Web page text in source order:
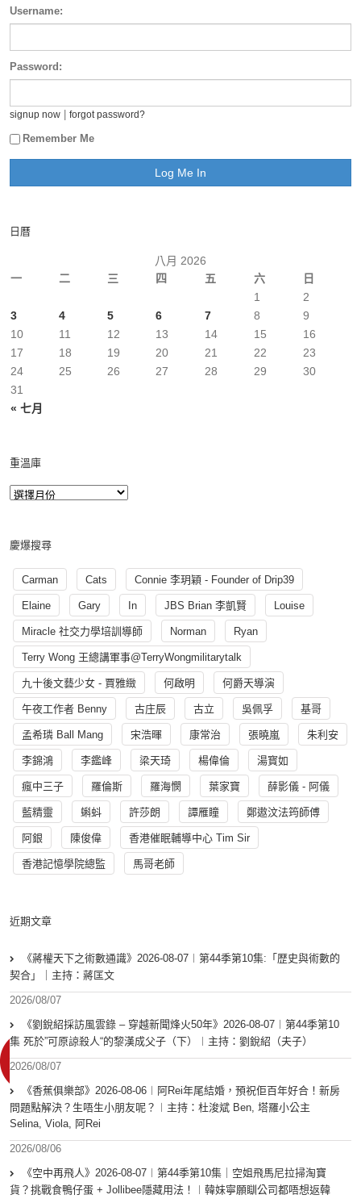
Username:
Password:
signup now forgot password?
Remember Me
日曆
八月 2026
一
二 三 四 五 六 日
« 七月
1
2
3
4 5 6 7 8
9
10
11 12 13 14 15
16
17
18 19 20 21 22
23
24
25 26 27 28 29
30
31
重溫庫
慶爆搜尋
Carman Cats Connie 李玥穎 - Founder of Drip39
Elaine Gary In JBS Brian 李凱賢 Louise
Miracle 社交力學培訓導師 Norman Ryan
Terry Wong 王總講軍事@TerryWongmilitarytalk
九十後文藝少女 - 賈雅緻 何啟明 何爵天導演
午夜工作者 Benny 古庄辰 古立 吳佩孚 基哥
孟希璘 Ball Mang 宋浩暉 康常治 張曉嵐 朱利安
李錦鴻 李鑑峰 梁天琦 楊偉倫 湯寳如
瘋中三子 羅倫斯 羅海憫 葉家寶 薛影儀 - 阿儀
藍精靈 蝌蚪 許莎朗 譚雁瞳 鄭遨汶法筠師傅
阿銀 陳俊偉 香港催眠輔導中心 Tim Sir
香港記憶學院總監 馬哥老師
近期文章
《蔣權天下之術數通識》2026-08-07︱第44季第10集:「歴史與術數的
契合」｜主持：蔣匡文
2026/08/07
《劉銳紹採訪風雲錄 – 穿越新聞烽火50年》2026-08-07︱第44季第10
集 死於”可原諒殺人“的黎漢成父子（下）︱主持：劉銳紹（夫子）
2026/08/07
《香蕉俱樂部》2026-08-06︱阿Rei年尾結婚，預祝佢百年好合！新房
問題點解決？生唔生小朋友呢？︱主持：杜浚斌 Ben, 塔羅小公主
Selina, Viola, 阿Rei
2026/08/06
《空中再飛人》2026-08-07︱第44季第10集｜空姐飛馬尼拉掃淘寶
貨？挑戰食鴨仔蛋 + Jollibee隱藏用法！︱韓妹寧願瞓公司都唔想返韓